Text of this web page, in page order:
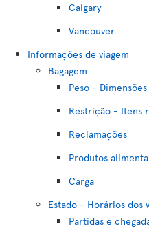
Calgary
Vancouver
Informações de viagem
Bagagem
Peso - Dimensões
Restrição - Itens
Reclamações
Produtos
Carga
Estado - Horários dos
Partidas e